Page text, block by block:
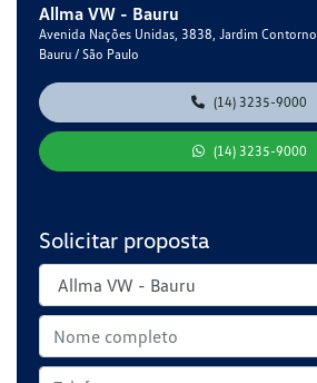
Allma VW - Bauru
Avenida Nações Unidas, 3838, Jardim Contorno
Bauru / São Paulo
(14) 3235-9000
(14) 3235-9000
Solicitar proposta